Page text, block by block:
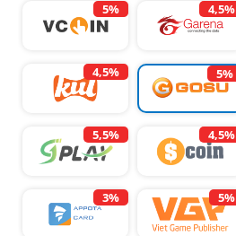
5% 4,5%
4,5% 5%
5,5% 4,5%
3% 5%